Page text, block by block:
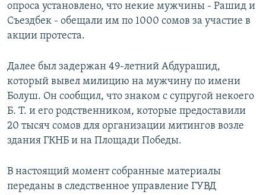
опроса установлено, что некие мужчины - Рашид и
Съездбек - обещали им по 1000 сомов за участие в
акции протеста.
Далее был задержан 49-летний Абдурашид,
который вывел милицию на мужчину по имени
Болуш. Он сообщил, что знаком с супругой некоего
Б. Т. и его родственником, которые предоставили
20 тысяч сомов для организации митингов возле
здания ГКНБ и на Площади Победы.
В настоящий момент собранные материалы
переданы в следственное управление ГУВД